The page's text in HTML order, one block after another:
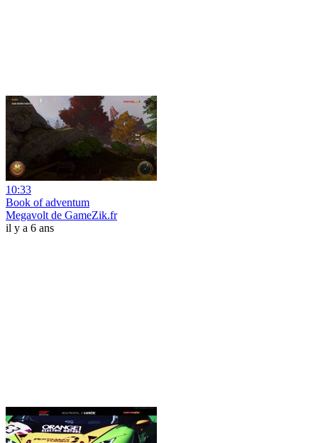
10:33
Book of adventum
Megavolt de GameZik.fr
il y a 6 ans